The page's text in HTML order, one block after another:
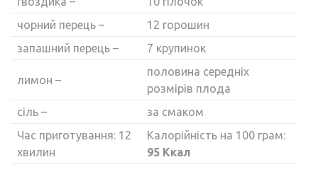
чорний перець –
12 горошин
запашний перець –
7 крупинок
лимон –
половина середніх
розмірів плода
сіль –
за смаком
Час приготування: 12
хвилин
Калорійність на 100 грам:
95 Ккал